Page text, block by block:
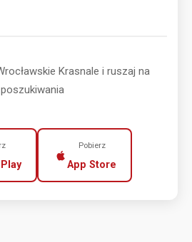
Krasnale i ruszaj na
poszukiwania
Pobierz
App Store